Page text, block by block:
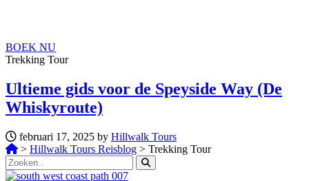
BOEK NU
Trekking Tour
Ultieme gids voor de Speyside Way (De
Whiskyroute)
februari 17, 2025 by Hillwalk Tours
> Hillwalk Tours Reisblog > Trekking Tour